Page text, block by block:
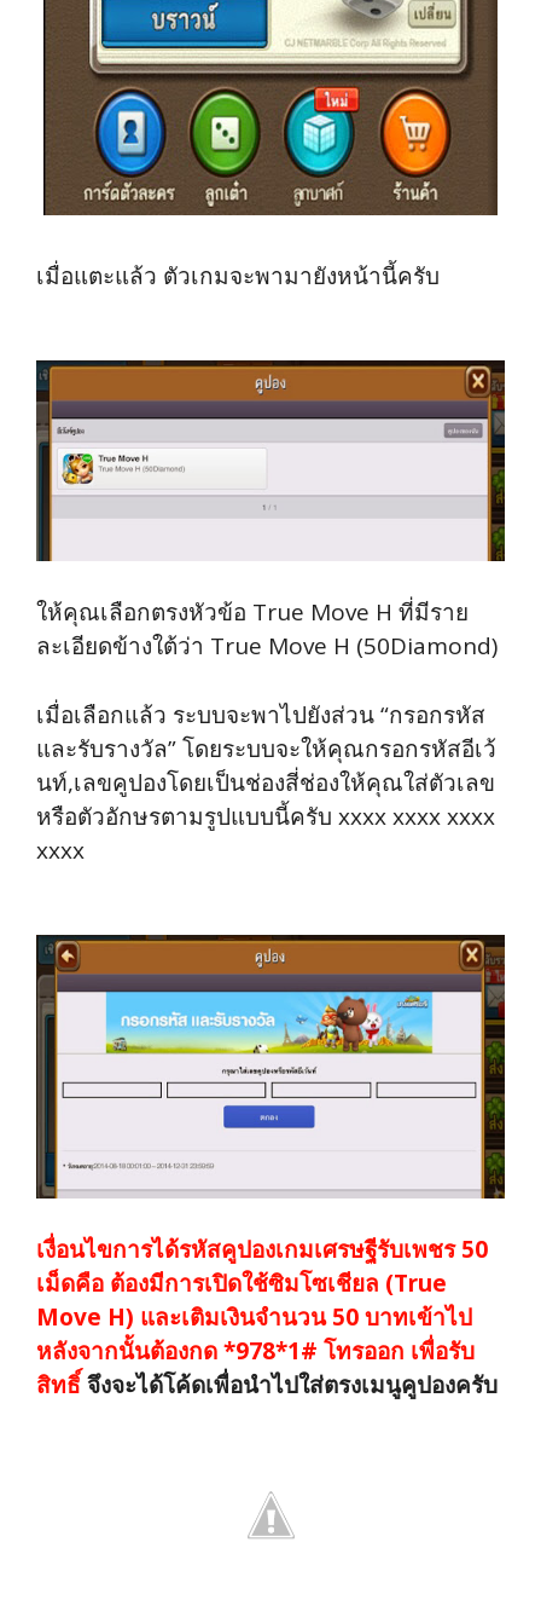
เมื่อแตะแล้ว ตัวเกมจะพามายังหน้านี้ครับ
ให้คุณเลือกตรงหัวข้อ True Move H ที่มีราย
ละเอียดข้างใต้ว่า True Move H (50Diamond)
เมื่อเลือกแล้ว ระบบจะพาไปยังส่วน “กรอกรหัส
และรับรางวัล” โดยระบบจะให้คุณกรอกรหัสอีเว้
นท์,เลขคูปองโดยเป็นช่องสี่ช่องให้คุณใส่ตัวเลข
หรือตัวอักษรตามรูปแบบนี้ครับ xxxx xxxx xxxx
xxxx
เงื่อนไขการได้รหัสคูปองเกมเศรษฐีรับเพชร 50
เม็ดคือ ต้องมีการเปิดใช้ซิมโซเชียล (True
Move H) และเติมเงินจำนวน 50 บาทเข้าไป
หลังจากนั้นต้องกด *978*1# โทรออก เพื่อรับ
สิทธิ์จึงจะได้โค้ดเพื่อนำไปใส่ตรงเมนูคูปองครับ